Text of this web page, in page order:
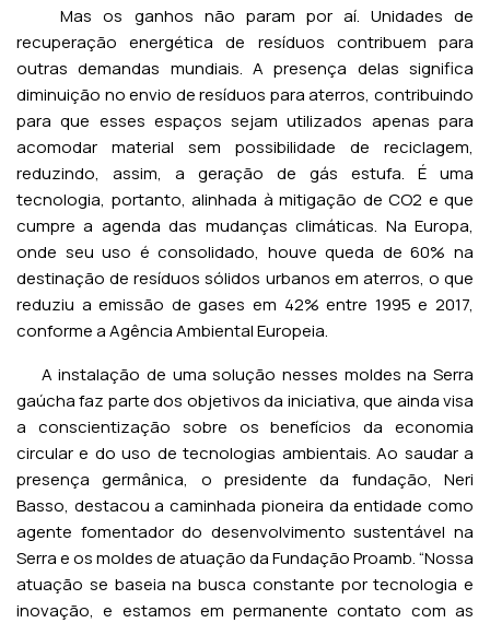
Mas os ganhos não param por aí. Unidades de
recuperação energética de resíduos contribuem para
outras demandas mundiais. A presença delas significa
diminuição no envio de resíduos para aterros, contribuindo
para que esses espaços sejam utilizados apenas para
acomodar material sem possibilidade de reciclagem,
reduzindo, assim, a geração de gás estufa. É uma
tecnologia, portanto, alinhada à mitigação de CO2 e que
cumpre a agenda das mudanças climáticas. Na Europa,
onde seu uso é consolidado, houve queda de 60% na
destinação de resíduos sólidos urbanos em aterros, o que
reduziu a emissão de gases em 42% entre 1995 e 2017,
conforme a Agência Ambiental Europeia.
A instalação de uma solução nesses moldes na Serra
gaúcha faz parte dos objetivos da iniciativa, que ainda visa
a conscientização sobre os benefícios da economia
circular e do uso de tecnologias ambientais. Ao saudar a
presença germânica, o presidente da fundação, Neri
Basso, destacou a caminhada pioneira da entidade como
agente fomentador do desenvolvimento sustentável na
Serra e os moldes de atuação da Fundação Proamb. “Nossa
atuação se baseia na busca constante por tecnologia e
inovação, e estamos em permanente contato com as